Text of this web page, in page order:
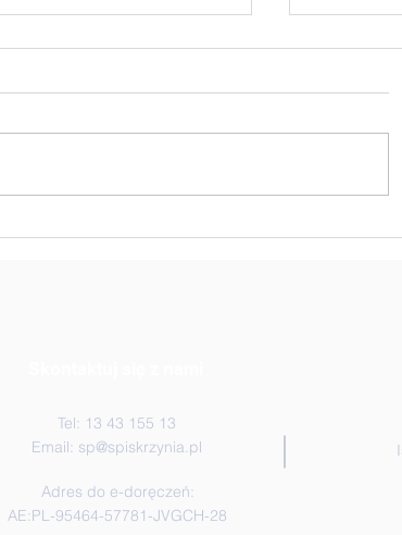
Tel: 13 43 155 13
Email: sp@spiskrzynia.pl
Adres do e-doręczeń:
AE:PL-95464-57781-JVGCH-28